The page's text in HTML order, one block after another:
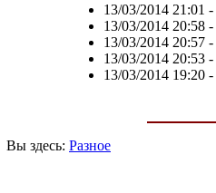
13/03/2014 21:01 -
13/03/2014 20:58-
13/03/2014 20:57-
13/03/2014 20:53-
13/03/2014 19:20-
Вы здесь: Разное